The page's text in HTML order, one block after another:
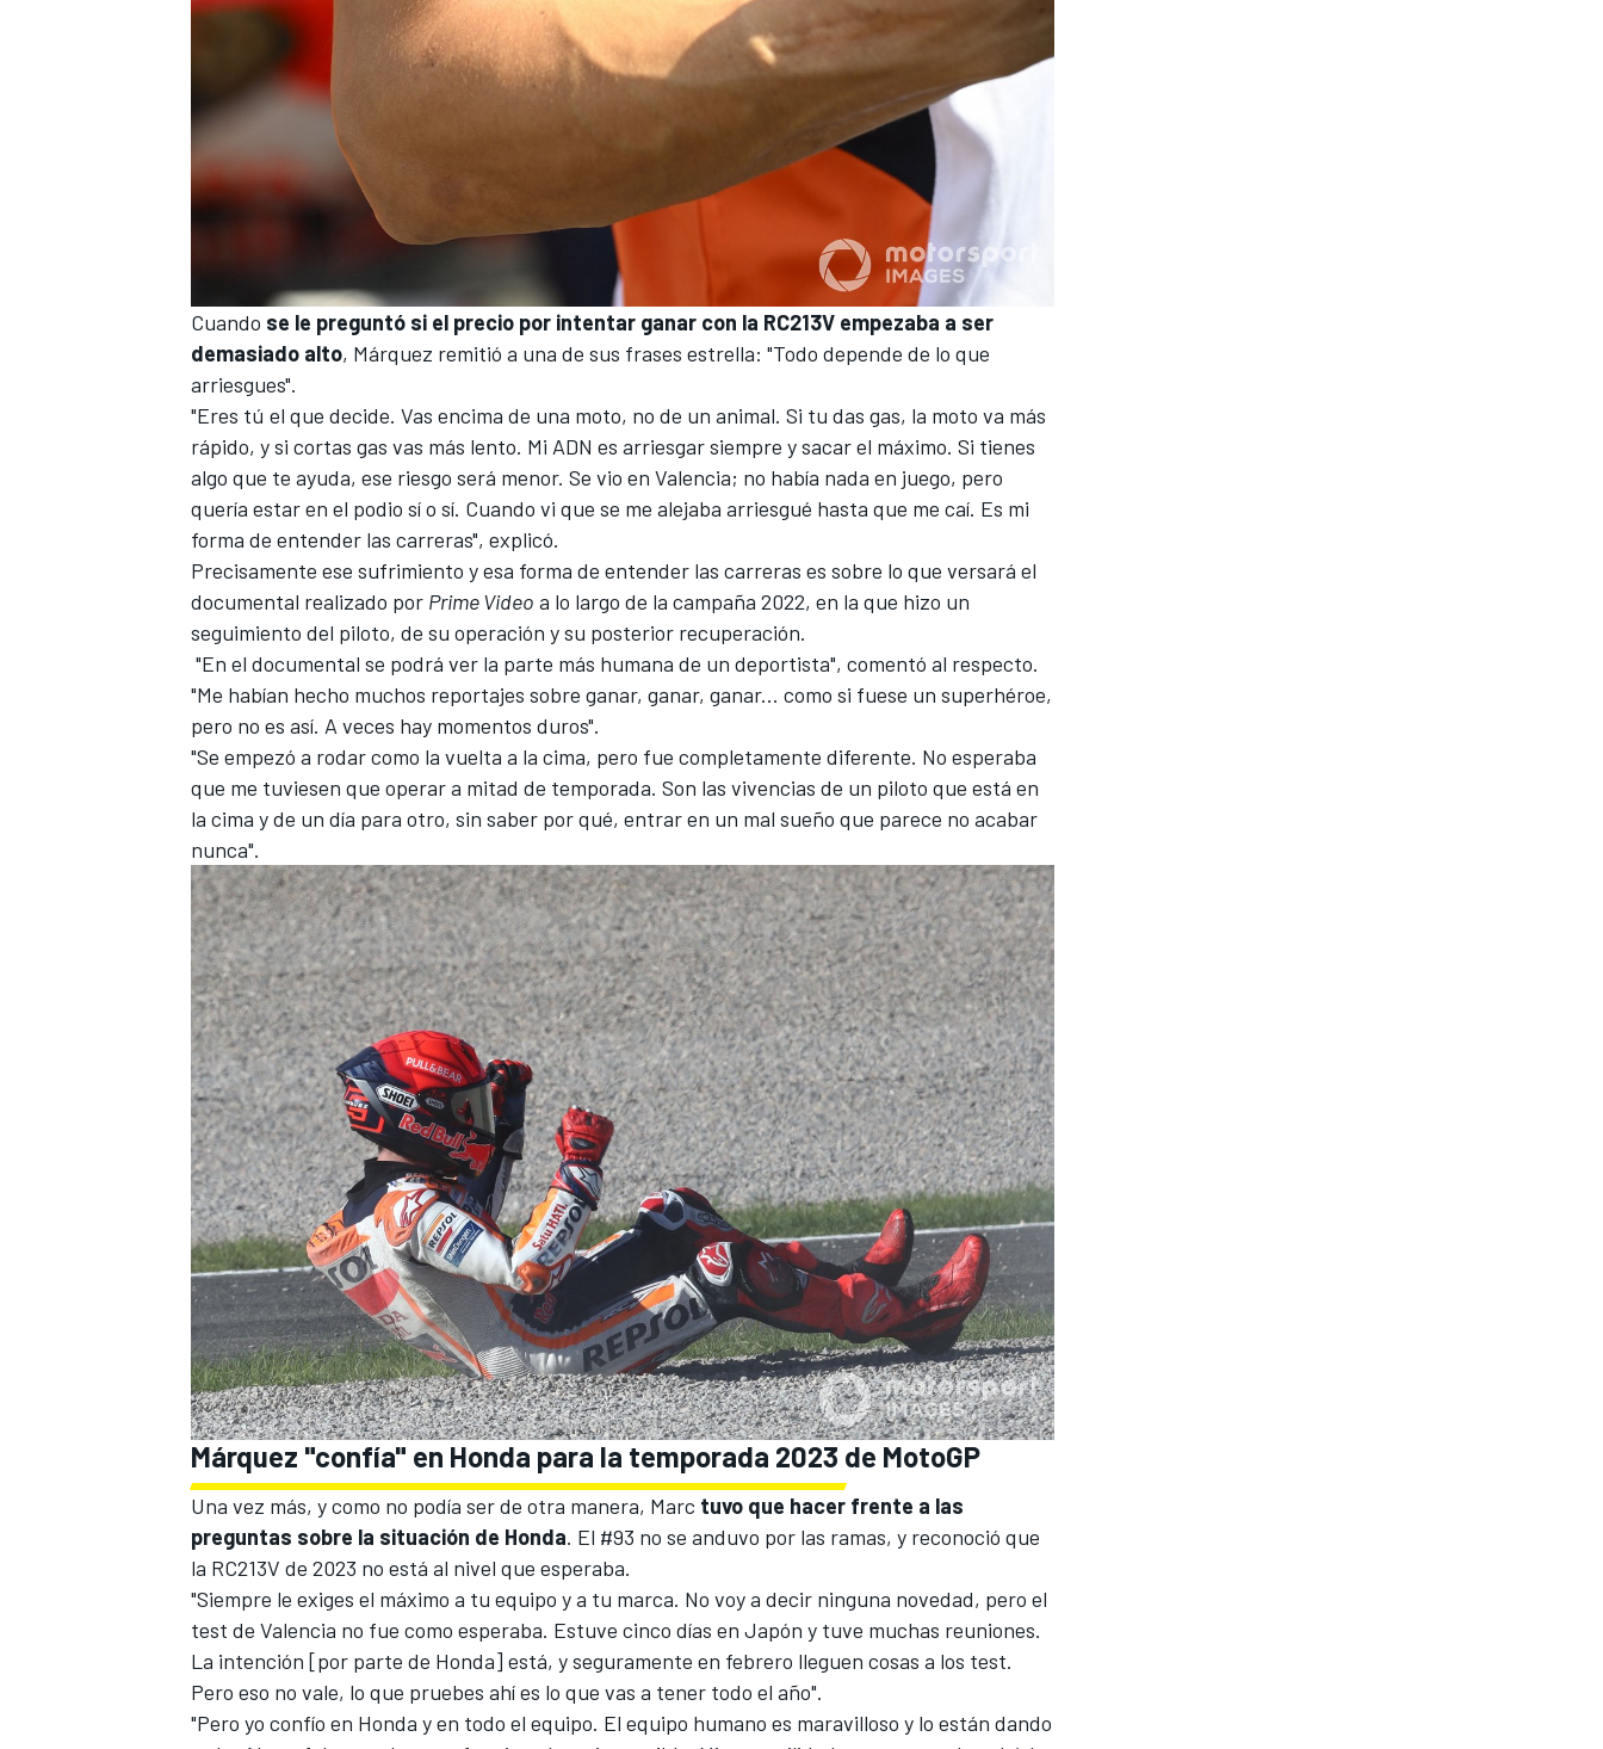
Cuando se le preguntó si el precio por intentar ganar con la RC213V empezaba a ser
demasiado alto, Márquez remitió a una de sus frases estrella: "Todo depende de lo que
arriesgues".
"Eres tú el que decide. Vas encima de una moto, no de un animal. Si tu das gas, la moto va más
rápido, y si cortas gas vas más lento. Mi ADN es arriesgar siempre y sacar el máximo. Si tienes
algo que te ayuda, ese riesgo será menor. Se vio en Valencia; no había nada en juego, pero
quería estar en el podio sí o sí. Cuando vi que se me alejaba arriesgué hasta que me caí. Es mi
forma de entender las carreras", explicó.
Precisamente ese sufrimiento y esa forma de entender las carreras es sobre lo que versará el
documental realizado por Prime Video a lo largo de la campaña 2022, en la que hizo un
seguimiento del piloto, de su operación y su posterior recuperación.
"En el documental se podrá ver la parte más humana de un deportista", comentó al respecto.
"Me habían hecho muchos reportajes sobre ganar, ganar, ganar... como si fuese un superhéroe,
pero no es así. A veces hay momentos duros".
"Se empezó a rodar como la vuelta a la cima, pero fue completamente diferente. No esperaba
que me tuviesen que operar a mitad de temporada. Son las vivencias de un piloto que está en
la cima y de un día para otro, sin saber por qué, entrar en un mal sueño que parece no acabar
nunca".
Márquez "confía" en Honda para la temporada 2023 de MotoGP
Una vez más, y como no podía ser de otra manera, Marc tuvo que hacer frente a las
preguntas sobre la situación de Honda. El #93 no se anduvo por las ramas, y reconoció que
la RC213V de 2023 no está al nivel que esperaba.
"Siempre le exiges el máximo a tu equipo y a tu marca. No voy a decir ninguna novedad, pero el
test de Valencia no fue como esperaba. Estuve cinco días en Japón y tuve muchas reuniones.
La intención [por parte de Honda] está, y seguramente en febrero lleguen cosas a los test.
Pero eso no vale, lo que pruebes ahí es lo que vas a tener todo el año".
"Pero yo confío en Honda y en todo el equipo. El equipo humano es maravilloso y lo están dando